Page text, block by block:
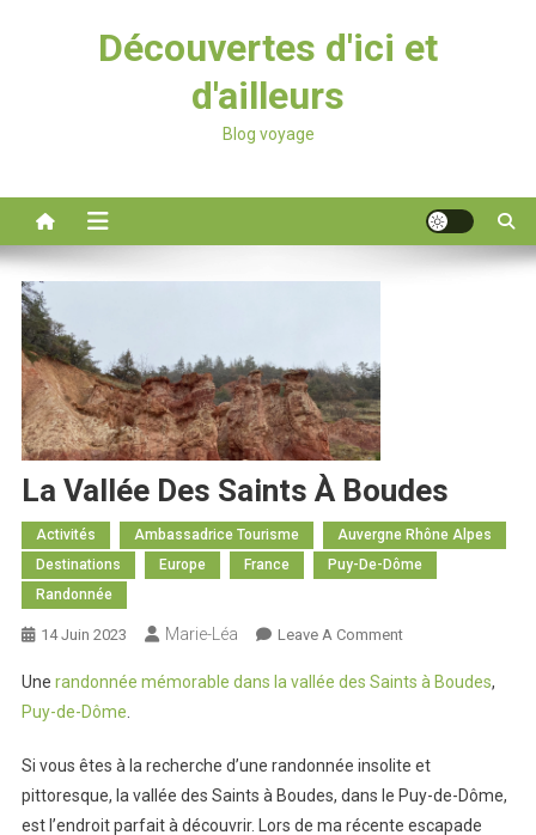
Découvertes d'ici et
d'ailleurs
Blog voyage
La Vallée Des Saints À Boudes
Activités Ambassadrice Tourisme
Auvergne Rhône Alpes
Destinations
Europe France
Puy-De-Dôme
Randonnée
14 Juin 2023 Marie-Léa Leave A CommentOn
Vallée
À
Boudes
Une randonnée mémorable dans la vallée des Saints à Boudes,
Puy-de-Dôme
Si vous êtes à la recherche d’une randonnée insolite et
pittoresque, la vallée des Saints à Boudes, dans le Puy-de-Dôme,
est l’endroit parfait à découvrir. Lors de ma récente escapade